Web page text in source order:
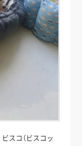
スコ（ビスコッ